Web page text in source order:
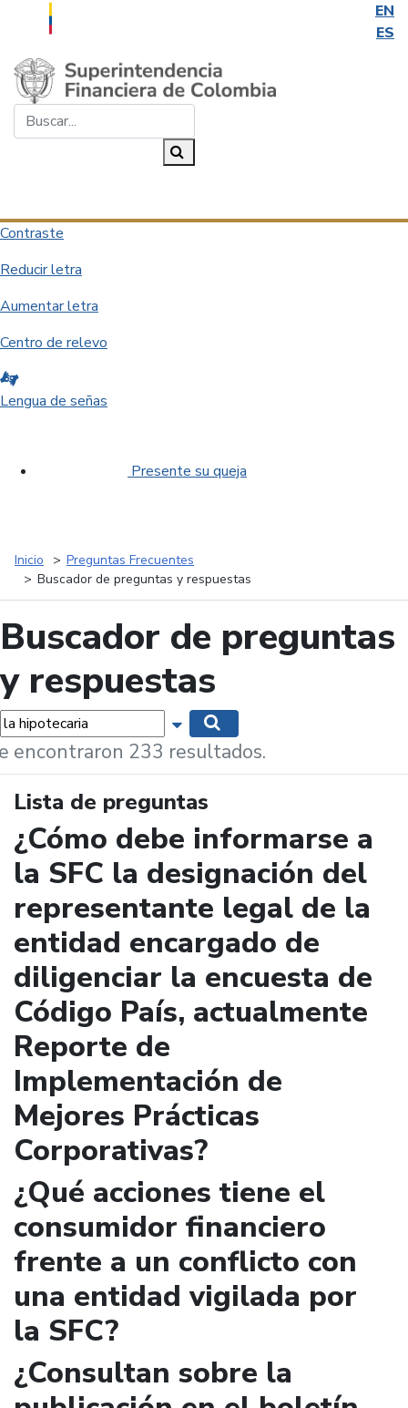
EN
ES
Saltar al contenido principal
Contraste
Reducir letra
Aumentar letra
Centro de relevo
Lengua de señas
Presente su queja
Inicio
Preguntas Frecuentes
Buscador de preguntas y respuestas
Buscador de preguntas
y respuestas
Mostrar opciones de búsqueda
encontraron 233 resultados.
Lista de preguntas
¿Cómo debe informarse a
la SFC la designación del
representante legal de la
entidad encargado de
diligenciar la encuesta de
Código País, actualmente
Reporte de
Implementación de
Mejores Prácticas
Corporativas?
¿Qué acciones tiene el
consumidor financiero
frente a un conflicto con
una entidad vigilada por
la SFC?
¿Consultan sobre la